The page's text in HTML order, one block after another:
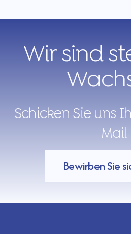
Wir sind
Schicken Sie uns
Mail
Bewirben Sie